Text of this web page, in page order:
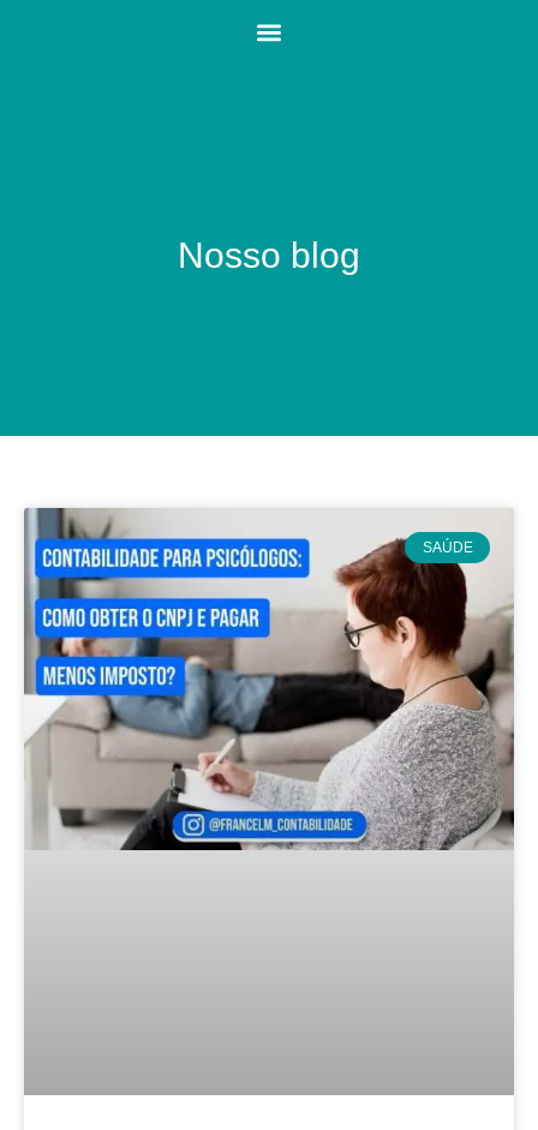
Nosso blog
SAÚDE